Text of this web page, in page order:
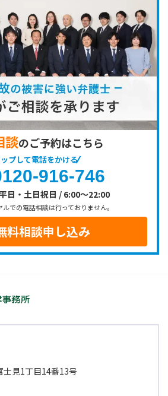
談のご予約はこちら
プして電話をかける
916-746
日・土日祝日 / 6:00～22:00
での電話相談は行っておりません。
料相談申し込み
見1丁目14番13号